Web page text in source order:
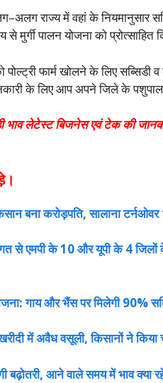
राज्य में वहां के नियमानुसार
से मुर्गी पालन योजना को
फार्म खोलने के लिए सब्सिडी
के लिए आप अपने जिले के
भाव लेटेस्ट बिजनेस एवं टेक की
बना करोड़पति, सालाना
से एमपी के 10 और यूपी के 4 जिलों
गाय और भैंस पर मिलेगी 90%
में अवैध वसूली, किसानों ने
बढ़ोतरी, आने वाले समय में भाव क्या